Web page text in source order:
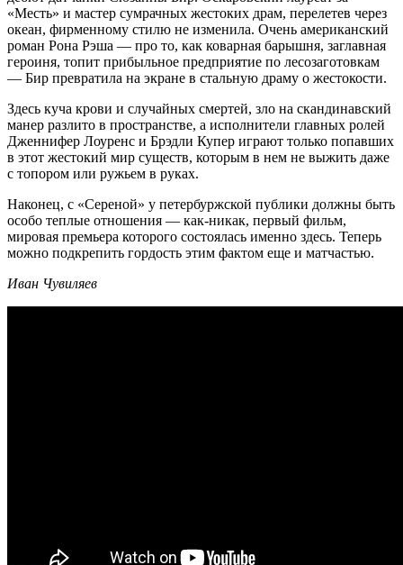
«Месть» и мастер сумрачных жестоких драм, перелетев через
океан, фирменному стилю не изменила. Очень американский
роман Рона Рэша — про то, как коварная барышня, заглавная
героиня, топит прибыльное предприятие по лесозаготовкам
— Бир превратила на экране в стальную драму о жестокости.
Здесь куча крови и случайных смертей, зло на скандинавский
манер разлито в пространстве, а исполнители главных ролей
Дженнифер Лоуренс и Брэдли Купер играют только попавших
в этот жестокий мир существ, которым в нем не выжить даже
с топором или ружьем в руках.
Наконец, с «Сереной» у петербуржской публики должны быть
особо теплые отношения — как-никак, первый фильм,
мировая премьера которого состоялась именно здесь. Теперь
можно подкрепить гордость этим фактом еще и матчастью.
Иван Чувиляев